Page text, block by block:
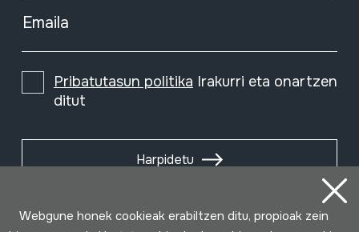
Emaila
Pribatutasun politika Irakurri eta onartzen
ditut
Harpidetu
Webgune honek cookieak erabiltzen ditu, propioak zein